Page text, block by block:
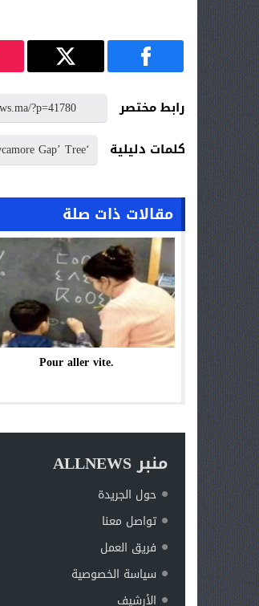
رابط مختصر
كلمات دليلية
‘Sycamore Gap’ Tree
مقالات ذات صلة
.Pour aller vite
منبر ALLNEWS
حول الجريدة
تواصل معنا
فريق العمل
سياسة الخصوصية
الأرشيف